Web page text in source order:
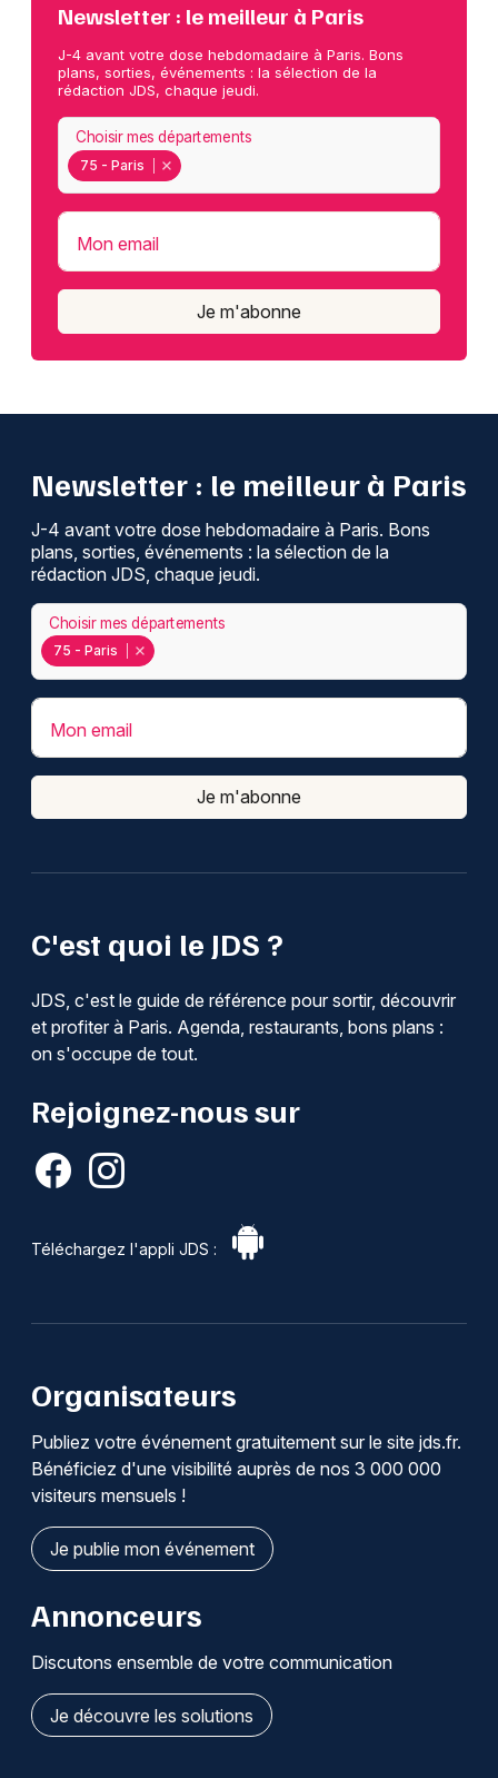
Newsletter : le meilleur à Paris
J-4 avant votre dose hebdomadaire à Paris. Bons
plans, sorties, événements : la sélection de la
rédaction JDS, chaque jeudi.
75 - Paris
Choisir mes départements
Mon email
Je m'abonne
C'est quoi le JDS ?
JDS, c'est le guide de référence pour sortir, découvrir
et profiter à Paris. Agenda, restaurants, bons plans :
on s'occupe de tout.
Rejoignez-nous sur
Téléchargez l'appli JDS :
Newsletter : le meilleur à Paris
J-4 avant votre dose hebdomadaire à Paris. Bons
plans, sorties, événements : la sélection de la
rédaction JDS, chaque jeudi.
75 - Paris
Choisir mes départements
Mon email
Je m'abonne
Organisateurs
Publiez votre événement gratuitement sur le site jds.fr.
Bénéficiez d'une visibilité auprès de nos 3 000 000
visiteurs mensuels !
Je publie mon événement
Annonceurs
Discutons ensemble de votre communication
Je découvre les solutions